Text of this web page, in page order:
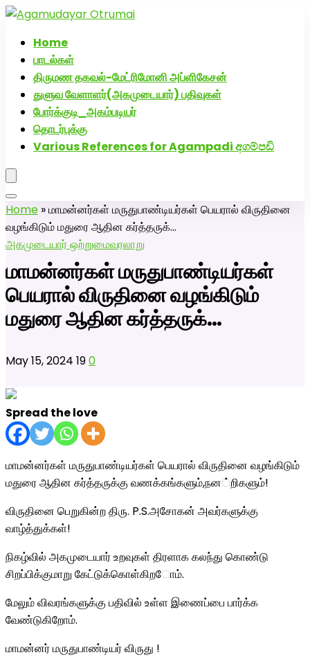
Home
பாடல்கள்
திருமண தகவல்-மேட்ரிமோனி அப்ளிகேசன்
துளுவ வேளாளர்(அகமுடையார்) பதிவுகள்
போர்க்குடி_அகம்படியர்
தொடர்புக்கு
Various References for Agampadi අගම්පඩි
Home »மாமன்னர்கள் மருதுபாண்டியர்கள் பெயரால் விருதினை
வழங்கிடும் மதுரை ஆதின கர்த்தருக்…
அகமுடையார் ஒற்றுமைவரலாறு
மாமன்னர்கள் மருதுபாண்டியர்கள்
பெயரால் விருதினை வழங்கிடும்
மதுரை ஆதின கர்த்தருக்…
May 15, 2024 190
Spread the love
மாமன்னர்கள் மருதுபாண்டியர்கள் பெயரால் விருதினை வழங்கிடும்
மதுரை ஆதின கர்த்தருக்கு வணக்கங்களும்,நன்றிகளும்!
விருதினை பெறுகின்ற திரு. P.S.அசோகன் அவர்களுக்கு
வாழ்த்துக்கள்!
நிகழ்வில் அகமுடையார் உறவுகள் திரளாக கலந்து கொண்டு
சிறப்பிக்குமாறு கேட்டுக்கொள்கிறோம்.
மேலும் விவரங்களுக்கு பதிவில் உள்ள இணைப்பை பார்க்க
வேண்டுகிறோம்.
மாமன்னர் மருதுபாண்டியர் விருது !
அகமுடையார் திருமண வரன்களுக்கு அகமுடையார்மேட்ரி-